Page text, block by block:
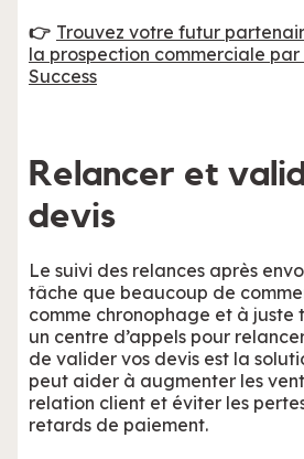
👉 Trouvez votre futur
la prospection commerciale par
Success
Relancer et
devis
Le suivi des relances après
tâche que beaucoup de
comme chronophage et à juste
un centre d’appels pour
de valider vos devis est la
peut aider à augmenter les
relation client et éviter les
retards de paiement.